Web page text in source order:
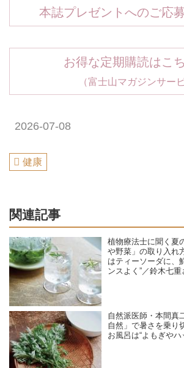
本誌プレゼントへのご応
お得な定期購読はこ
（富士山マガジンサービ
2026-07-08
健康
関連記事
植物療法士に聞く夏
や野菜」の取り入れ
はティーソーダに、
ンスよく”／鈴木七重
自然派医師・本間真
自然」で暑さを乗り
お風呂は“よもぎやハ